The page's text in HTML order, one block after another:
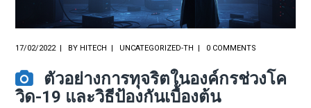
17/02/2022 BY HITECH UNCATEGORIZED-TH 0 COMMENTS
ตัวอย่างการทุจริตในองค์กรช่วงโค
วิด-19 และวิธีป้องกันเบื้องต้น